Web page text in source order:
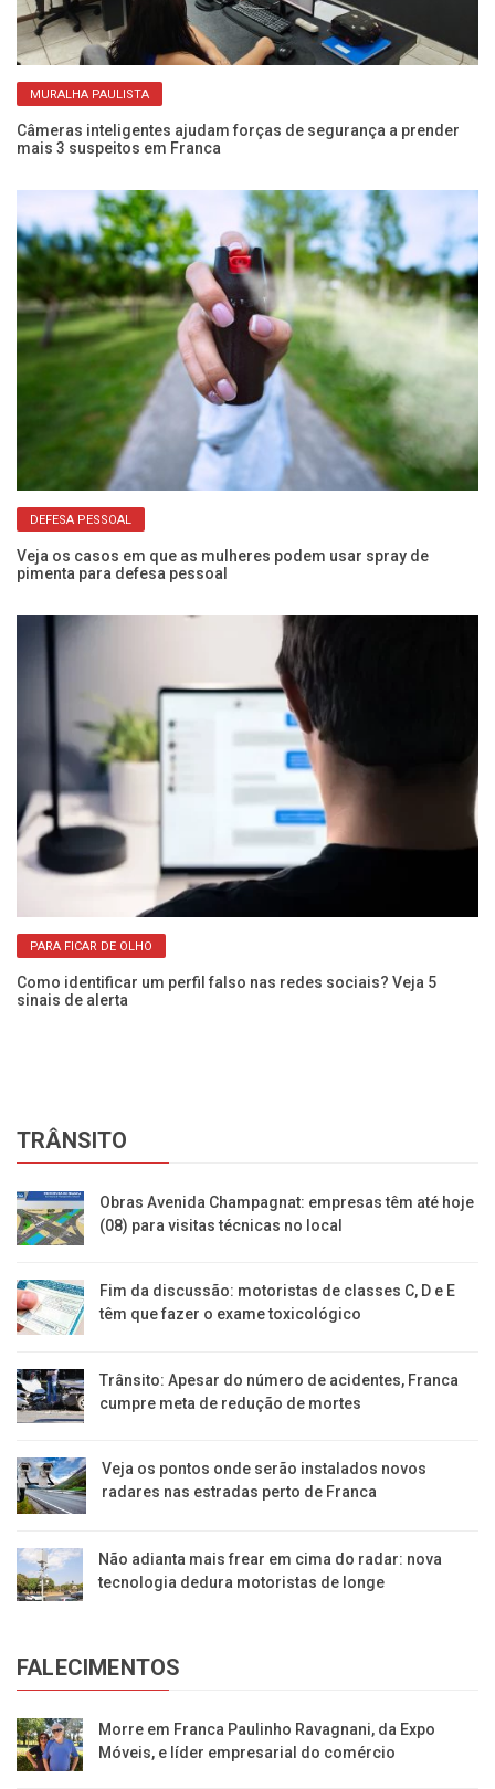
MURALHA PAULISTA
Câmeras inteligentes ajudam forças de segurança a prender
mais 3 suspeitos em Franca
DEFESA PESSOAL
Veja os casos em que as mulheres podem usar spray de
pimenta para defesa pessoal
PARA FICAR DE OLHO
Como identificar um perfil falso nas redes sociais? Veja 5
sinais de alerta
TRÂNSITO
Obras Avenida Champagnat: empresas têm até hoje
(08) para visitas técnicas no local
Fim da discussão: motoristas de classes C, D e E
têm que fazer o exame toxicológico
Trânsito: Apesar do número de acidentes, Franca
cumpre meta de redução de mortes
Veja os pontos onde serão instalados novos
radares nas estradas perto de Franca
Não adianta mais frear em cima do radar: nova
tecnologia dedura motoristas de longe
FALECIMENTOS
Morre em Franca Paulinho Ravagnani, da Expo
Móveis, e líder empresarial do comércio